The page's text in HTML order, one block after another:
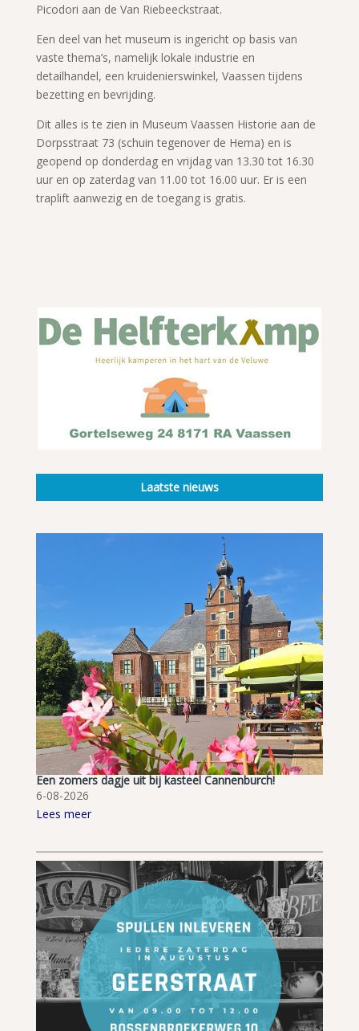
Picodori aan de Van Riebeeckstraat.
Een deel van het museum is ingericht op basis van
vaste thema’s, namelijk lokale industrie en
detailhandel, een kruidenierswinkel, Vaassen tijdens
bezetting en bevrijding.
Dit alles is te zien in Museum Vaassen Historie aan de
Dorpsstraat 73 (schuin tegenover de Hema) en is
geopend op donderdag en vrijdag van 13.30 tot 16.30
uur en op zaterdag van 11.00 tot 16.00 uur. Er is een
traplift aanwezig en de toegang is gratis.
Laatste nieuws
Een zomers dagje uit bij kasteel Cannenburch!
6-08-2026
Lees meer